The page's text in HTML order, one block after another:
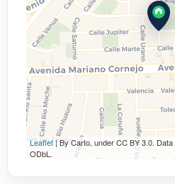
Leaflet| By Carto, under CC BY 3.0.
ODbL.